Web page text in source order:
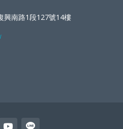
興南路1段127號14樓